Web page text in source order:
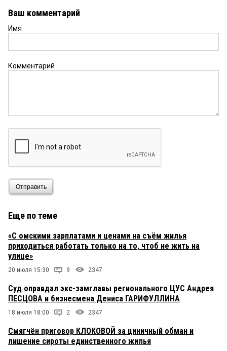
Ваш комментарий
Имя
Комментарий
Отправить
Еще по теме
«С омскими зарплатами и ценами на съём жилья
приходиться работать только на то, чтоб не жить на
улице»
20 июля 15:30 9 2347
Суд оправдал экс-замглавы регионального ЦУС Андрея
ПЕСЦОВА и бизнесмена Дениса ГАРИФУЛЛИНА
18 июля 18:00 2 2347
Смягчён приговор КЛОКОВОЙ за циничный обман и
лишение сироты единственного жилья